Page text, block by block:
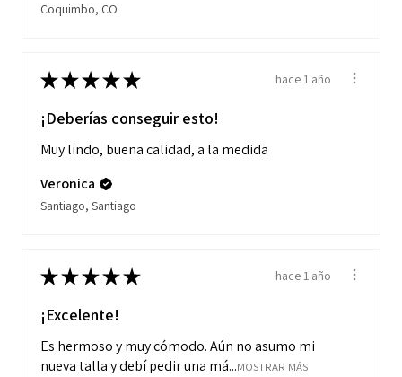
Coquimbo, CO
★★★★★ hace 1 año
¡Deberías conseguir esto!
Muy lindo, buena calidad, a la medida
Veronica
Santiago, Santiago
★★★★★ hace 1 año
¡Excelente!
Es hermoso y muy cómodo. Aún no asumo mi
nueva talla y debí pedir una má...MOSTRAR MÁS